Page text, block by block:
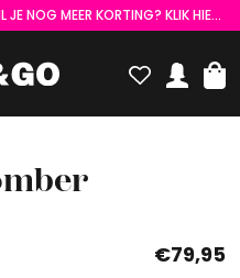
JE NOG MEER KORTING? KLIK HIER :)
€79,95